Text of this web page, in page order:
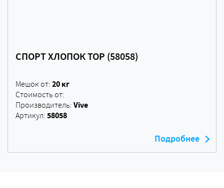
СПОРТ ХЛОПОК TOP (58058)
Мешок от: 20 кг
Стоимость от:
Производитель: Vive
Артикул: 58058
Подробнее